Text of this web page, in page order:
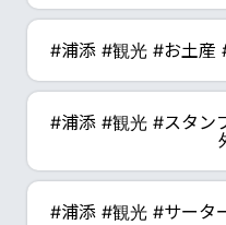
#浦添 #観光 #お土産
#浦添 #観光 #スタン
#浦添 #観光 #サータ